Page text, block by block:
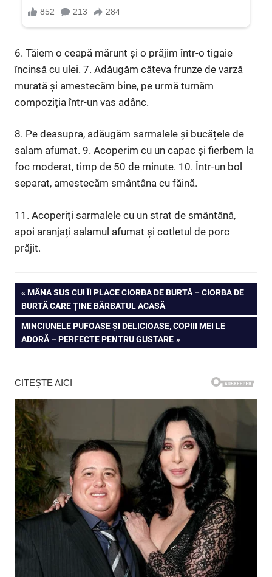
6. Tăiem o ceapă mărunt și o prăjim într-o tigaie
încinsă cu ulei. 7. Adăugăm câteva frunze de varză
murată și amestecăm bine, pe urmă turnăm
compoziția într-un vas adânc.
8. Pe deasupra, adăugăm sarmalele și bucățele de
salam afumat. 9. Acoperim cu un capac și fierbem la
foc moderat, timp de 50 de minute. 10. Într-un bol
separat, amestecăm smântâna cu făină.
11. Acoperiți sarmalele cu un strat de smântână,
apoi aranjați salamul afumat și cotletul de porc
prăjit.
Navigare
în
articole
PREVIOUS
POST:
MÂNA SUS CUI ÎI PLACE CIORBA DE BURTĂ – CIORBA DE
BURTĂ CARE ȚINE BĂRBATUL ACASĂ
NEXT
POST:
MINCIUNELE PUFOASE ȘI DELICIOASE, COPIII MEI LE
ADORĂ – PERFECTE PENTRU GUSTARE